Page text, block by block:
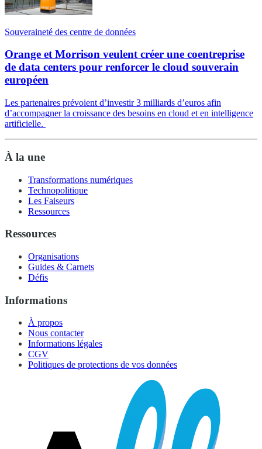
Souveraineté des centre de données
Orange et Morrison veulent créer une coentreprise
de data centers pour renforcer le cloud souverain
européen
Les partenaires prévoient d’investir 3 milliards d’euros afin
d’accompagner la croissance des besoins en cloud et en intelligence
artificielle.
À la une
Transformations numériques
Technopolitique
Les Faiseurs
Ressources
Ressources
Organisations
Guides & Carnets
Défis
Informations
À propos
Nous contacter
Informations légales
CGV
Politiques de protections de vos données